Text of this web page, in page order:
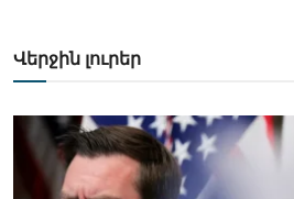
Վերջին լուրեր